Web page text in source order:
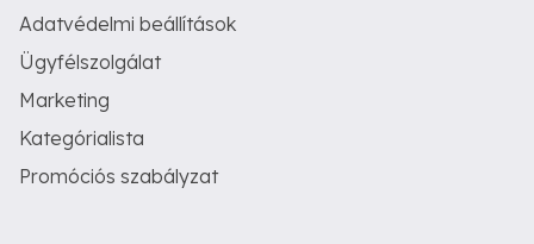
Adatvédelmi beállítások
Ügyfélszolgálat
Marketing
Kategórialista
Promóciós szabályzat